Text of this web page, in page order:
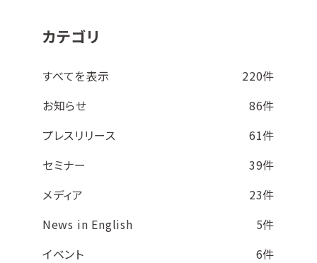
カテゴリ
すべてを表示
220件
お知らせ
86件
プレスリリース
61件
セミナー
39件
メディア
23件
News in English
5件
イベント
6件